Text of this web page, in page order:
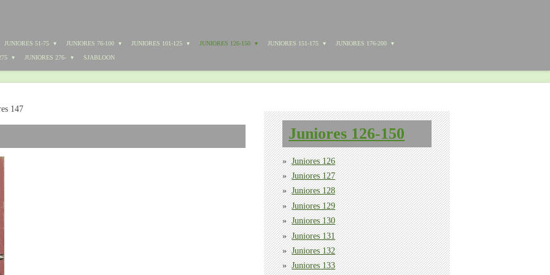
JUNIORES 51-75 JUNIORES 76-100 JUNIORES 101-125 JUNIORES 126-150 JUNIORES 151-175 JUNIORES 176-200
JUNIORES 276- SJABLOON
147
Juniores 126-150
Juniores 126
Juniores 127
Juniores 128
Juniores 129
Juniores 130
Juniores 131
Juniores 132
Juniores 133